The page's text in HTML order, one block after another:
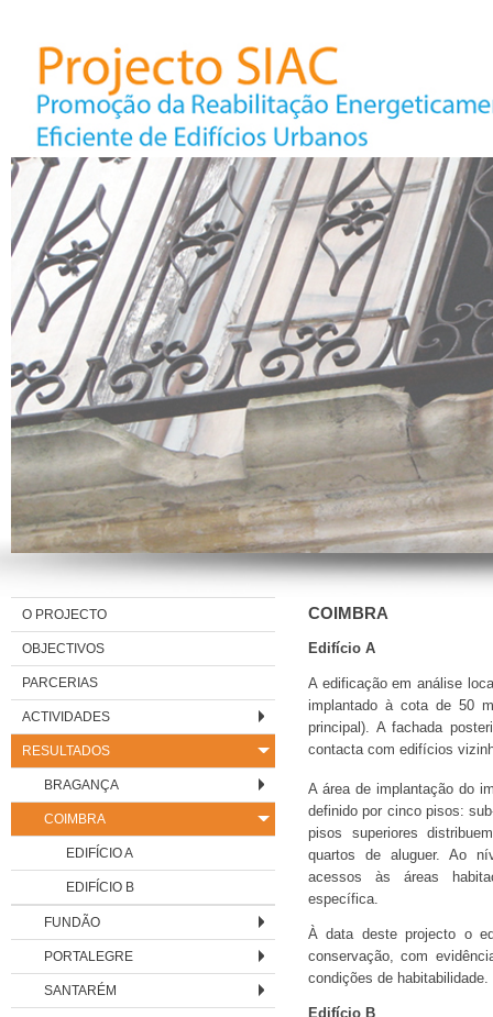
O PROJECTO
OBJECTIVOS
PARCERIAS
ACTIVIDADES
RESULTADOS
BRAGANÇA
COIMBRA
EDIFÍCIO A
EDIFÍCIO B
FUNDÃO
PORTALEGRE
SANTARÉM
COIMBRA
Edifício A
A edificação em análise
implantado à cota de 50
principal). A fachada
contacta com edifícios
A área de implantação do
definido por cinco pisos:
pisos superiores
quartos de aluguer. Ao
acessos às áreas
específica.
À data deste projecto o
conservação, com
condições de habitabilidade.
Edifício B